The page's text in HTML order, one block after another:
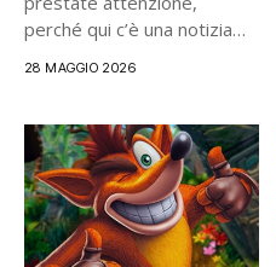
perché qui c’è una notizia
28 MAGGIO 2026